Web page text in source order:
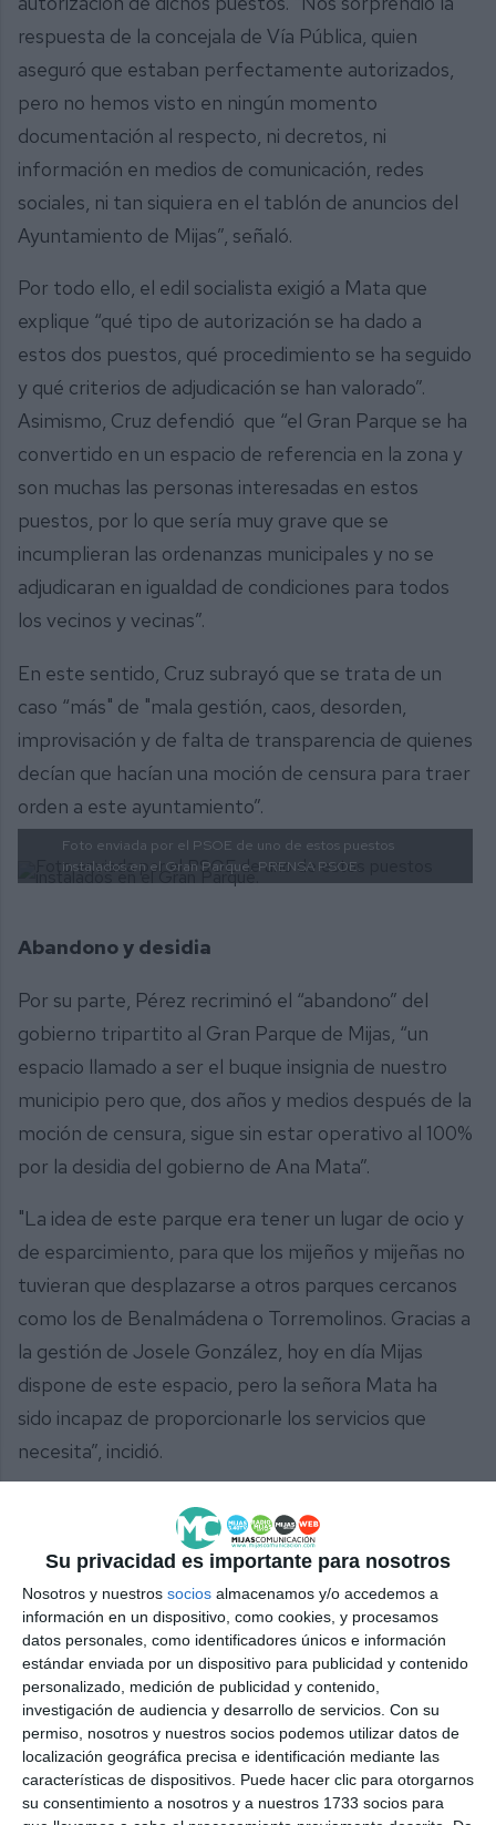
Su privacidad es importante para nosotros
Nosotros y nuestros socios almacenamos y/o accedemos a
información en un dispositivo, como cookies, y procesamos
datos personales, como identificadores únicos e información
estándar enviada por un dispositivo para publicidad y contenido
personalizado, medición de publicidad y contenido,
investigación de audiencia y desarrollo de servicios. Con su
permiso, nosotros y nuestros socios podemos utilizar datos de
localización geográfica precisa e identificación mediante las
características de dispositivos. Puede hacer clic para otorgarnos
su consentimiento a nosotros y a nuestros 1733 socios para
respuesta de la concejala de Vía Pública, quien
aseguró que estaban perfectamente autorizados,
pero no hemos visto en ningún momento
documentación al respecto, ni decretos, ni
información en medios de comunicación, redes
sociales, ni tan siquiera en el tablón de anuncios del
Ayuntamiento de Mijas”, señaló.
Por todo ello, el edil socialista exigió a Mata que
explique “qué tipo de autorización se ha dado a
estos dos puestos, qué procedimiento se ha seguido
y qué criterios de adjudicación se han valorado”.
Asimismo, Cruz defendió que “el Gran Parque se ha
convertido en un espacio de referencia en la zona y
son muchas las personas interesadas en estos
puestos, por lo que sería muy grave que se
incumplieran las ordenanzas municipales y no se
adjudicaran en igualdad de condiciones para todos
los vecinos y vecinas”.
En este sentido, Cruz subrayó que se trata de un
caso “más" de "mala gestión, caos, desorden,
improvisación y de falta de transparencia de quienes
decían que hacían una moción de censura para traer
orden a este ayuntamiento”.
Foto enviada por el PSOE de uno de estos puestos
instalados en el Gran Parque. PRENSA PSOE.
Abandono y desidia
Por su parte, Pérez recriminó el “abandono” del
gobierno tripartito al Gran Parque de Mijas, “un
espacio llamado a ser el buque insignia de nuestro
municipio pero que, dos años y medios después de la
moción de censura, sigue sin estar operativo al 100%
por la desidia del gobierno de Ana Mata”.
"La idea de este parque era tener un lugar de ocio y
de esparcimiento, para que los mijeños y mijeñas no
tuvieran que desplazarse a otros parques cercanos
como los de Benalmádena o Torremolinos. Gracias a
la gestión de Josele González, hoy en día Mijas
dispone de este espacio, pero la señora Mata ha
sido incapaz de proporcionarle los servicios que
necesita”, incidió.
En este sentido, Pérez recordó que “faltan
aparcamientos, no se han creado aún los accesos, ni
los dos puentes que mejorarán la movilidad en la
zona. Lo único que ha puesto en marcha la señora
Mata en este espacio han sido algunos patrocinios
deportivos de dudoso éxito", concluyó.
Comparte esta noticia desde el siguiente enlace:
https://mijascom.com/?a=37434
PSOE GRAN PARQUE MIJAS PUESTOS